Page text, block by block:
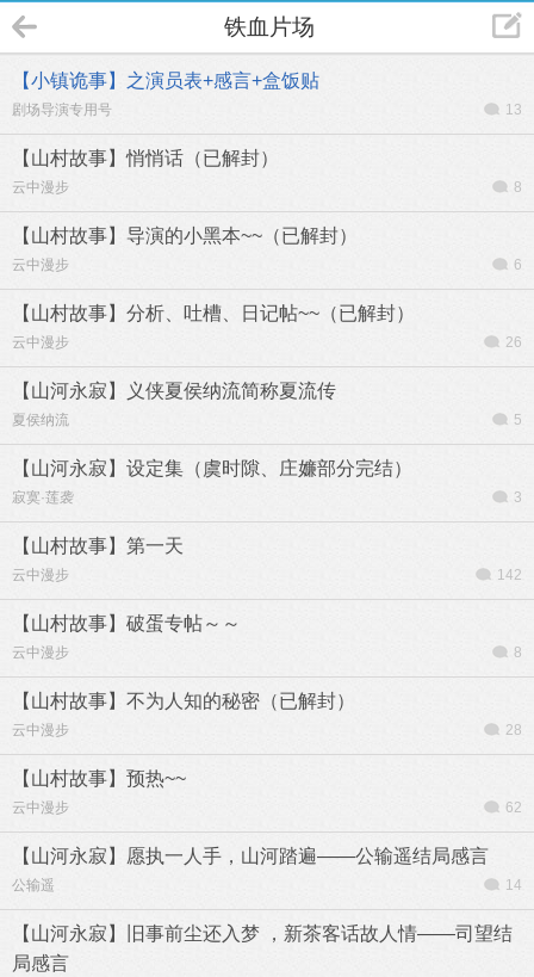
铁血片场
【小镇诡事】之演员表+感言+盒饭贴
剧场导演专用号 13
【山村故事】悄悄话（已解封）
云中漫步 8
【山村故事】导演的小黑本~~（已解封）
云中漫步 6
【山村故事】分析、吐槽、日记帖~~（已解封）
云中漫步 26
【山河永寂】义侠夏侯纳流简称夏流传
夏侯纳流 5
【山河永寂】设定集（虞时隙、庄嬚部分完结）
寂寞·莲袭 3
【山村故事】第一天
云中漫步 142
【山村故事】破蛋专帖～～
云中漫步 8
【山村故事】不为人知的秘密（已解封）
云中漫步 28
【山村故事】预热~~
云中漫步 62
【山河永寂】愿执一人手，山河踏遍——公输遥结局感言
公输遥 14
【山河永寂】旧事前尘还入梦 ，新茶客话故人情——司望结
局感言